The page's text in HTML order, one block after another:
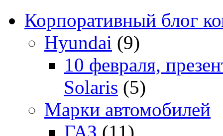
Корпоративный блог
Hyundai (9)
10 февраля,
Solaris (5)
Марки автомобилей